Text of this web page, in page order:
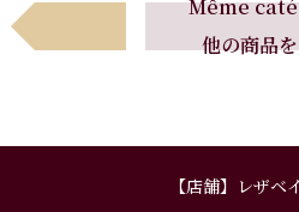
Même
他の商品
【店舗】レザベ